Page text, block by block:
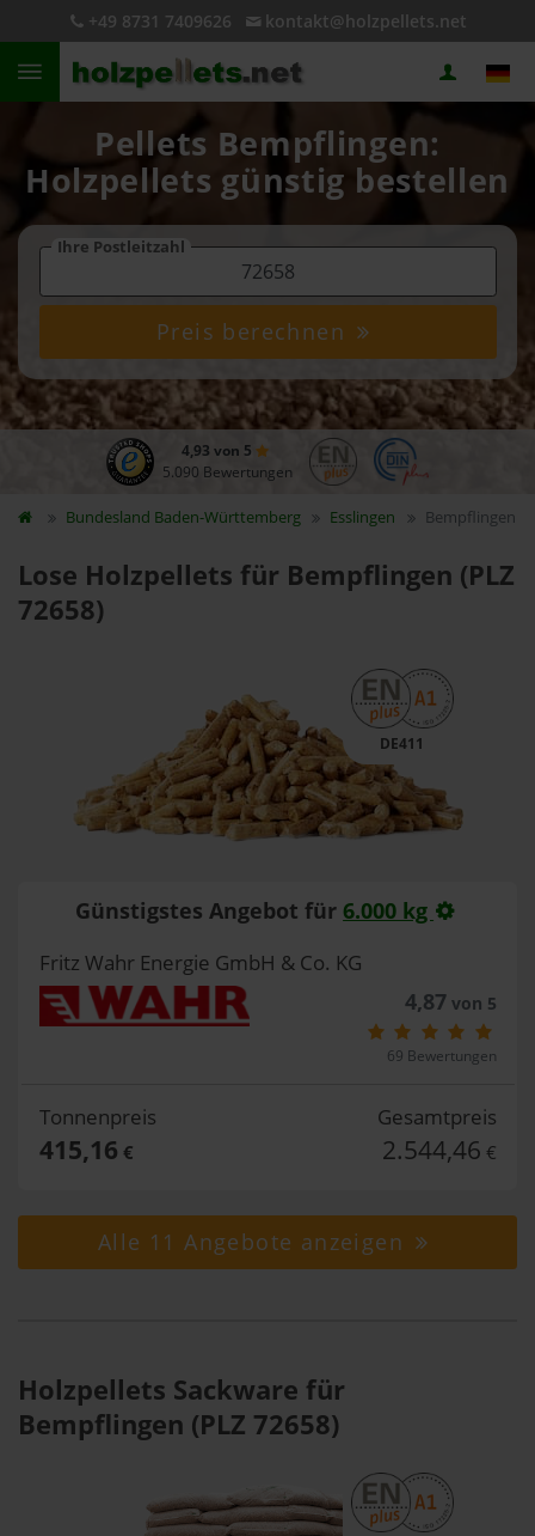
+49 8731 7409626 kontakt@holzpellets.net
Pellets Bempflingen:
Holzpellets günstig bestellen
Ihre Postleitzahl
Preis berechnen
4,93 von 5
5.090 Bewertungen
Bundesland Baden-Württemberg Esslingen Bempflingen
Lose Holzpellets für Bempflingen (PLZ
72658)
DE411
Günstigstes Angebot für 6.000 kg
Fritz Wahr Energie GmbH & Co. KG
4,87von 5
69 Bewertungen
Tonnenpreis
415,16 €
Gesamtpreis
2.544,46 €
Alle 11 Angebote anzeigen
Holzpellets Sackware für
Bempflingen (PLZ 72658)